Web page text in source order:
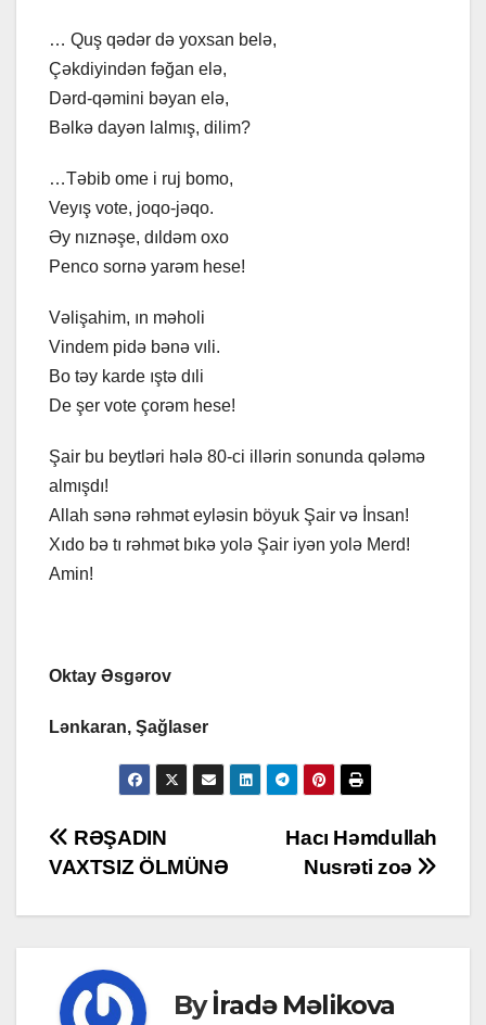
… Quş qədər də yoxsan belə,
Çəkdiyindən fəğan elə,
Dərd-qəmini bəyan elə,
Bəlkə dayən lalmış, dilim?
…Təbib ome i ruj bomo,
Veyış vote, joqo-jəqo.
Əy nıznəşe, dıldəm oxo
Penco sornə yarəm hese!
Vəlişahim, ın məholi
Vindem pidə bənə vıli.
Bo təy karde ıştə dıli
De şer vote çorəm hese!
Şair bu beytləri hələ 80-ci illərin sonunda qələmə
almışdı!
Allah sənə rəhmət eyləsin böyuk Şair və İnsan!
Xıdo bə tı rəhmət bıkə yolə Şair iyən yolə Merd!
Amin!
Oktay Əsgərov
Lənkaran, Şağlaser
Post
Hacı Həmdullah
Nusrəti zoə
RƏŞADIN
VAXTSIZ ÖLMÜNƏ
Byİradə Məlikova